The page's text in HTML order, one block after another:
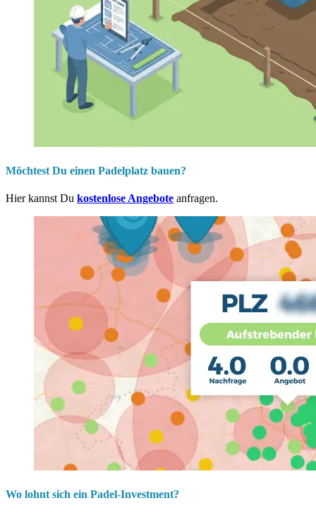
Möchtest Du einen Padelplatz bauen?
Hier kannst Du kostenlose Angebote anfragen.
Wo lohnt sich ein Padel-Investment?